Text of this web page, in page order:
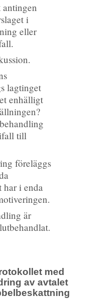
i
eller
lagtinget
enhälligt
till
föreläggs
har i enda
är
med
av avtalet